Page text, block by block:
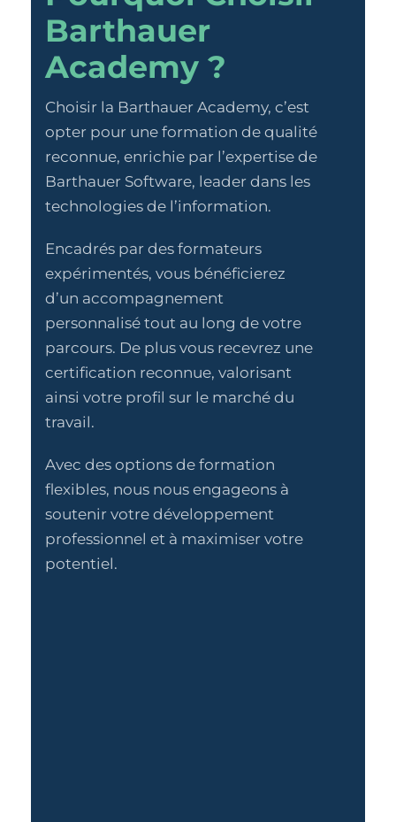
Barthauer
Academy ?
Choisir la Barthauer Academy, c’est
opter pour une formation de qualité
reconnue, enrichie par l’expertise de
Barthauer Software, leader dans les
technologies de l’information.
Encadrés par des formateurs
expérimentés, vous bénéficierez
d’un accompagnement
personnalisé tout au long de votre
parcours. De plus vous recevrez une
certification reconnue, valorisant
ainsi votre profil sur le marché du
travail.
Avec des options de formation
flexibles, nous nous engageons à
soutenir votre développement
professionnel et à maximiser votre
potentiel.